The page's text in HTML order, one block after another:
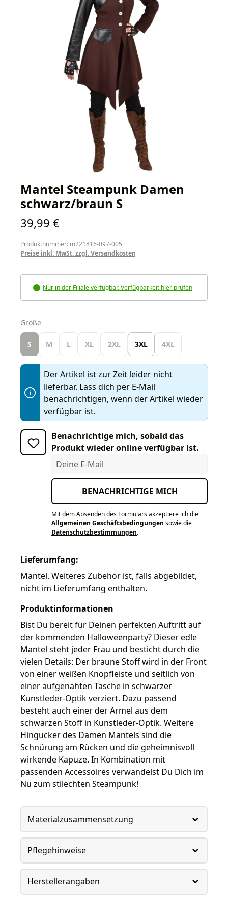
Mantel Steampunk Damen
schwarz/braun S
Regulärer Preis:
39,99 €
Produktnummer: m221816-097-005
Preise inkl. MwSt. zzgl. Versandkosten
Nur in der Filiale verfügbar. Verfügbarkeit hier prüfen
Größe
S M L XL 2XL 3XL 4XL
Der Artikel ist zur Zeit leider nicht
lieferbar. Lass dich per E-Mail
benachrichtigen, wenn der Artikel wieder
verfügbar ist.
Benachrichtige mich, sobald das
Produkt wieder online verfügbar ist.
Deine E-Mail
BENACHRICHTIGE MICH
Mit dem Absenden des Formulars akzeptiere ich die
Allgemeinen Geschäftsbedingungen sowie die
Datenschutzbestimmungen.
Lieferumfang:
Mantel. Weiteres Zubehör ist, falls abgebildet,
nicht im Lieferumfang enthalten.
Produktinformationen
Bist Du bereit für Deinen perfekten Auftritt auf
der kommenden Halloweenparty? Dieser edle
Mantel steht jeder Frau und besticht durch die
vielen Details: Der braune Stoff wird in der Front
von einer weißen Knopfleiste und seitlich von
einer aufgenähten Tasche in schwarzer
Kunstleder-Optik verziert. Dazu passend
besteht auch einer der Ärmel aus dem
schwarzen Stoff in Kunstleder-Optik. Weitere
Hingucker des Damen Mantels sind die
Schnürung am Rücken und die geheimnisvoll
wirkende Kapuze. In Kombination mit
passenden Accessoires verwandelst Du Dich im
Nu zum stilechten Steampunk!
Materialzusammensetzung
Pflegehinweise
Herstellerangaben